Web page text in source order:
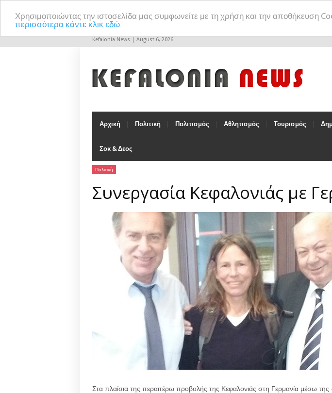
Χρησιμοποιώντας την ιστοσελίδα μας συμφωνείτε με τη χρήση και την αποθήκευση
περισσότερα κάντε κλικ εδώ
Kefalonia News | August 6, 2026
Αρχική Πολιτική Πολιτισμός Αθλητισμός Τουρισμός
Σοκ & Δεος
Πολιτική
Συνεργασία Κεφαλονιάς με
Στα πλαίσια της περαιτέρω προβολής της Κεφαλονιάς στη Γερμανία μέσω της